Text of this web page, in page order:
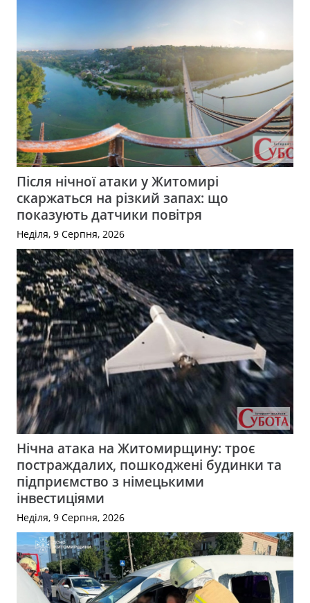
Після нічної атаки у Житомирі
скаржаться на різкий запах: що
показують датчики повітря
Неділя, 9 Серпня, 2026
Нічна атака на Житомирщину: троє
постраждалих, пошкоджені будинки та
підприємство з німецькими
інвестиціями
Неділя, 9 Серпня, 2026